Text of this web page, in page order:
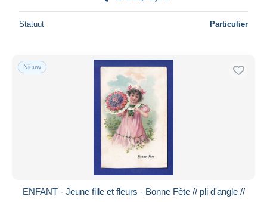
Statuut Particulier
Nieuw
ENFANT - Jeune fille et fleurs - Bonne Fête // pli d'angle //